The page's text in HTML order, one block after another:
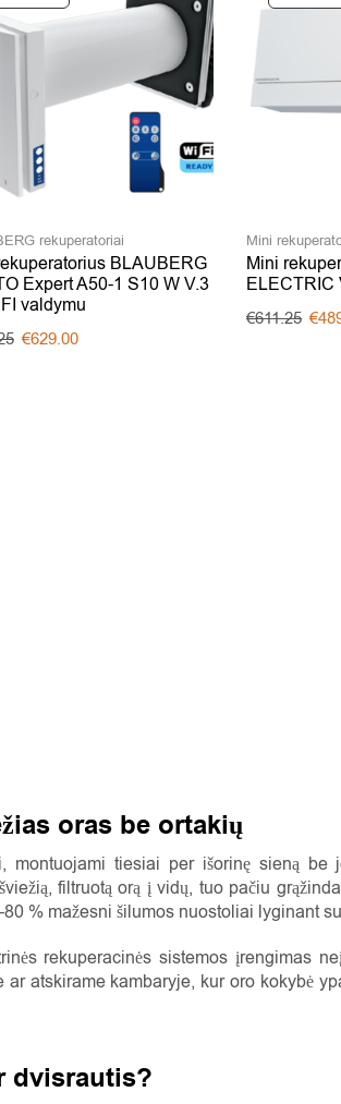
rekuperatoriai
BLAUBERG
Expert A50-1 S10 W V.3
valdymu
€629.00
Mini
Mini
ELECTRIC
€611.25 €
oras be ortakių
tiesiai per išorinę sieną be
filtruotą orą į vidų, tuo pačiu
% mažesni šilumos nuostoliai lyginant
rekuperacinės sistemos įrengimas
atskirame kambaryje, kur oro kokybė
dvisrautis?